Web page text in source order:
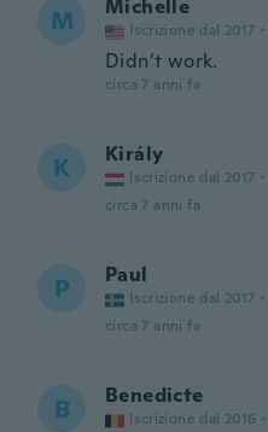
M Michelle
Iscrizione dal 2017 ·
Didn’t work.
circa 7 anni fa
K Király
Iscrizione dal 2017 ·
circa 7 anni fa
P Paul
Iscrizione dal 2017 ·
circa 7 anni fa
B Benedicte
Iscrizione dal 2016 ·